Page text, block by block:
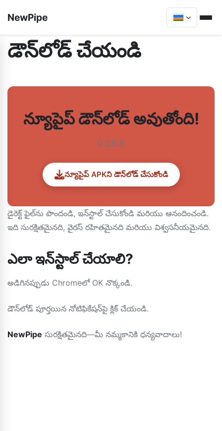
NewPipe
డౌన్‌లోడ్ చేయండి
న్యూపైప్ డౌన్‌లోడ్ అవుతోంది!
0.28.8
న్యూపైప్ APKని డౌన్‌లోడ్ చేసుకోండి
డైరెక్ట్ ఫైల్‌ను పొందండి, ఇన్‌స్టాల్ చేసుకోండి మరియు ఆనందించండి.
ఇది సురక్షితమైనది, వైరస్ రహితమైనది మరియు విశ్వసనీయమైనది.
ఎలా ఇన్‌స్టాల్ చేయాలి?
అడిగినప్పుడు Chromeలో OK నొక్కండి.
డౌన్‌లోడ్ పూర్తయిన నోటిఫికేషన్‌పై క్లిక్ చేయండి.
NewPipe సురక్షితమైనది—మీ నమ్మకానికి ధన్యవాదాలు!